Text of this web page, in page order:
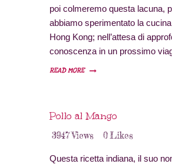
poi colmeremo questa lacuna,
abbiamo sperimentato la
Hong Kong; nell’attesa di
conoscenza in un prossimo
abbiamo sperimentato qualche
bene con le carni bianche e da
READ MORE
Pollo al Mango
3947Views 0Likes
Questa ricetta indiana, il suo